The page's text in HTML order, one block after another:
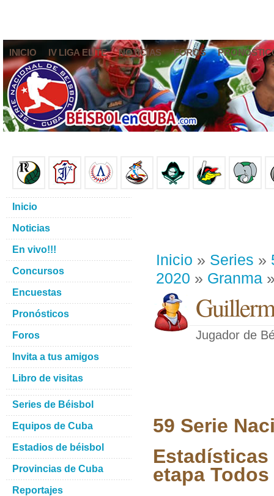
INICIO IV LIGA ELITE NOTICIAS FOROS
Inicio » Series »
2020 » Granma
Jugador de
59 Serie
Estadísticas
etapa
Inicio
Noticias
En vivo!!!
Concursos
Encuestas
Pronósticos
Foros
Invita a tus amigos
Libro de visitas
Series de Béisbol
Equipos de Cuba
Estadios de béisbol
Provincias de Cuba
Reportajes